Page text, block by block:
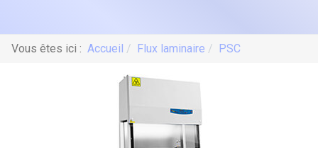
Vous êtes ici : Accueil Flux laminaire PSC